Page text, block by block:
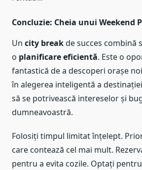
Concluzie: Cheia unui Weekend
Un city breakde succes combină
o planificare eficientă. Este o
fantastică de a descoperi orașe
în alegerea inteligentă a
să se potrivească intereselor și
dumneavoastră.
Folosiți timpul limitat înțelept.
care contează cel mai mult.
pentru a evita cozile. Optați